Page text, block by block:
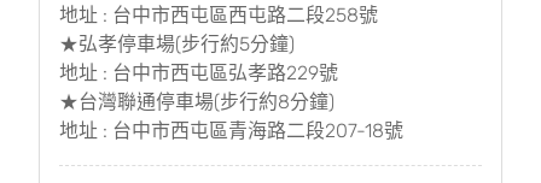
地址 : 台中市西屯區西屯路二段258號
★弘孝停車場(步行約5分鐘)
地址 : 台中市西屯區弘孝路229號
★台灣聯通停車場(步行約8分鐘)
地址 : 台中市西屯區青海路二段207-18號